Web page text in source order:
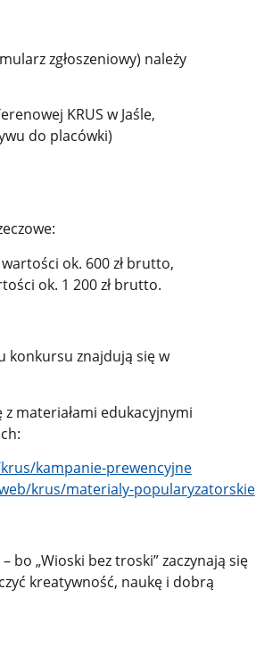
zgłoszeniowy) należy
KRUS w Jaśle,
do placówki)
ok. 600 zł brutto,
ok. 1 200 zł brutto.
konkursu znajdują się w
materiałami edukacyjnymi
kampanie-prewencyjne
krus/materialy-popularyzatorskie
bo „Wioski bez troski” zaczynają się
kreatywność, naukę i dobrą